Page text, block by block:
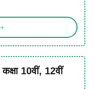
10वीं, 12वीं